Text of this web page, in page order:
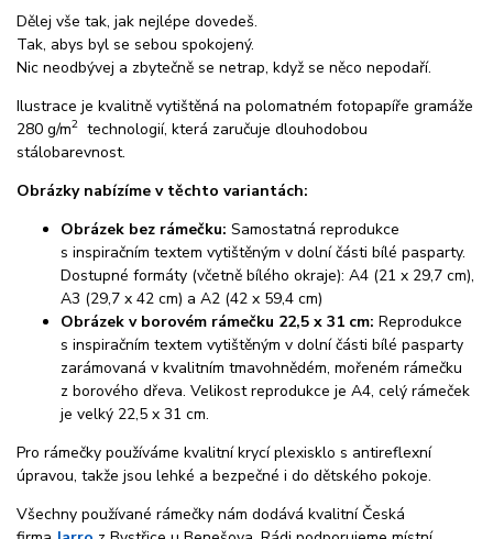
Dělej vše tak, jak nejlépe dovedeš.
Tak, abys byl se sebou spokojený.
Nic neodbývej a zbytečně se netrap, když se něco nepodaří.
Ilustrace je kvalitně vytištěná na polomatném fotopapíře gramáže
280 g/m2 technologií, která zaručuje dlouhodobou
stálobarevnost.
Obrázky nabízíme v těchto variantách:
Obrázek bez rámečku: Samostatná reprodukce
s inspiračním textem vytištěným v dolní části bílé pasparty.
Dostupné formáty (včetně bílého okraje): A4 (21 x 29,7 cm),
A3 (29,7 x 42 cm) a A2 (42 x 59,4 cm)
Obrázek v borovém rámečku 22,5 x 31 cm: Reprodukce
s inspiračním textem vytištěným v dolní části bílé pasparty
zarámovaná v kvalitním tmavohnědém, mořeném rámečku
z borového dřeva. Velikost reprodukce je A4, celý rámeček
je velký 22,5 x 31 cm.
Pro rámečky používáme kvalitní krycí plexisklo s antireflexní
úpravou, takže jsou lehké a bezpečné i do dětského pokoje.
Všechny používané rámečky nám dodává kvalitní Česká